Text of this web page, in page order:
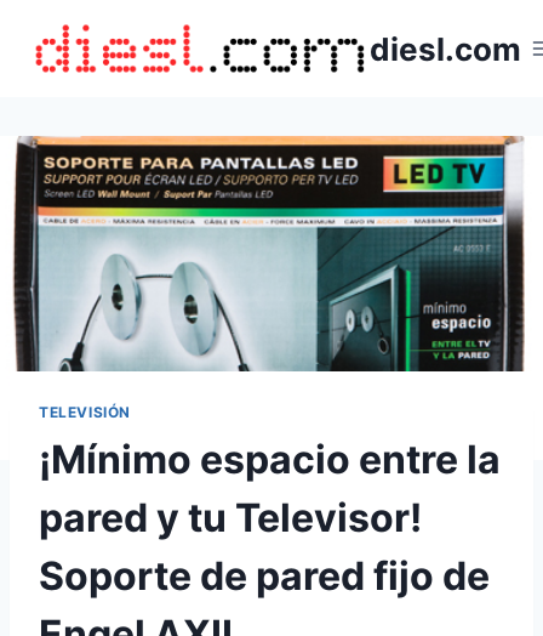
contenido
diesl.com
TELEVISIÓN
¡Mínimo espacio entre la
pared y tu Televisor!
Soporte de pared fijo de